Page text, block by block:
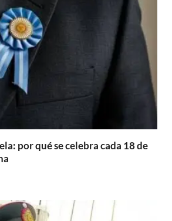
por qué se celebra cada 18 de